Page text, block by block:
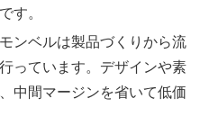
す。
モンベルは製品づくりから流
っています。デザインや素
中間マージンを省いて低価